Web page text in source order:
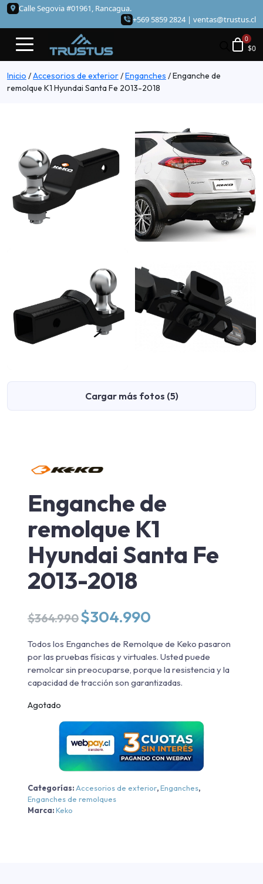
Calle Segovia #01961, Rancagua.
+569 5859 2824 | ventas@trustus.cl
$0
Inicio /Accesorios de exterior/Enganches /Enganche de
remolque K1 Hyundai Santa Fe 2013-2018
Cargar más fotos (5)
Enganche de
remolque K1
Hyundai Santa Fe
2013-2018
$364.990 El
precio
original
era:
$364.990.
$304.990
actual
es:
$304.990.
Todos los Enganches de Remolque de Keko pasaron
por las pruebas físicas y virtuales. Usted puede
remolcar sin preocuparse, porque la resistencia y la
capacidad de tracción son garantizadas.
Agotado
Categorías:Accesorios de exterior,Enganches,
Enganches de remolques
Marca:Keko